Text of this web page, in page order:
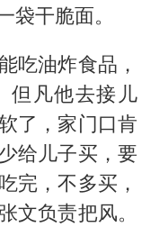
干脆面。
吃油炸食品，
但凡他去接儿
了，家门口肯
给儿子买，要
完，不多买，
文负责把风。